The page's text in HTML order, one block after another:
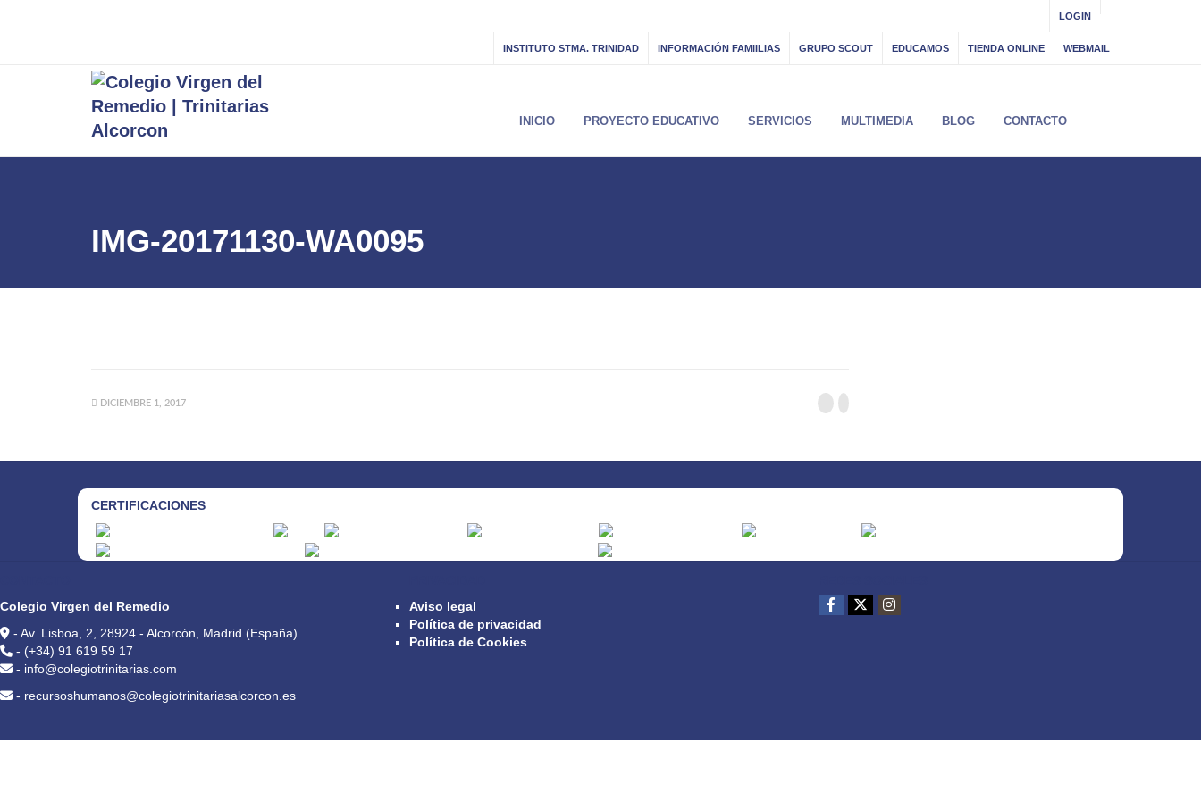
LOGIN
INSTITUTO STMA. TRINIDAD INFORMACIÓN FAMIILIAS GRUPO SCOUT EDUCAMOS TIENDA ONLINE WEBMAIL
INICIO PROYECTO EDUCATIVO SERVICIOS MULTIMEDIA BLOG CONTACTO
IMG-20171130-WA0095
DICIEMBRE 1, 2017
CERTIFICACIONES
Colegio Virgen del Remedio
- Av. Lisboa, 2, 28924 - Alcorcón, Madrid (España)
- (+34) 91 619 59 17
- info@colegiotrinitarias.com
- recursoshumanos@colegiotrinitariasalcorcon.es
Aviso legal
Política de privacidad
Política de Cookies